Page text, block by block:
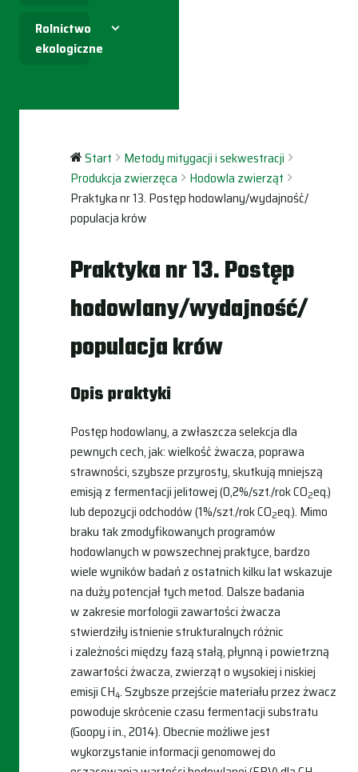
Rolnictwo
ekologiczne
Start
Metody mitygacji i sekwestracji
Produkcja zwierzęca
Hodowla zwierząt
Praktyka nr 13. Postęp hodowlany/wydajność/
populacja krów
Praktyka nr 13. Postęp
hodowlany/wydajność/
populacja krów
Opis praktyki
Postęp hodowlany, a zwłaszcza selekcja dla
pewnych cech, jak: wielkość żwacza, poprawa
strawności, szybsze przyrosty, skutkują mniejszą
emisją z fermentacji jelitowej (0,2%/szt./rok CO2eq.)
lub depozycji odchodów (1%/szt./rok CO2eq.). Mimo
braku tak zmodyfikowanych programów
hodowlanych w powszechnej praktyce, bardzo
wiele wyników badań z ostatnich kilku lat wskazuje
na duży potencjał tych metod. Dalsze badania
w zakresie morfologii zawartości żwacza
stwierdziły istnienie strukturalnych różnic
i zależności między fazą stałą, płynną i powietrzną
zawartości żwacza, zwierząt o wysokiej i niskiej
emisji CH4. Szybsze przejście materiału przez żwacz
powoduje skrócenie czasu fermentacji substratu
(Goopy i in., 2014). Obecnie możliwe jest
wykorzystanie informacji genomowej do